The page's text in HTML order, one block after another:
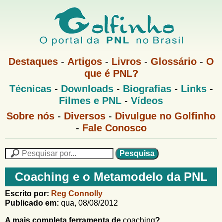
Pular
para
o
principal
G
f
i
n
h
o
M
u
Destaques- Artigos- Livros- Glossário- O
que é PNL?
M
e
P
Técnicas- Downloads- Biografias- Links-
Filmes e PNL - Vídeos
G
n
M
e
u
Sobre nós - Diversos - Divulgue no Golfinho
- Fale Conosco
F
r
m
e
u
i
a
Coaching e o Metamodelo da PNL
Escrito por: Reg Connolly
Publicado em: qua, 08/08/2012
A mais completa ferramenta de coaching?